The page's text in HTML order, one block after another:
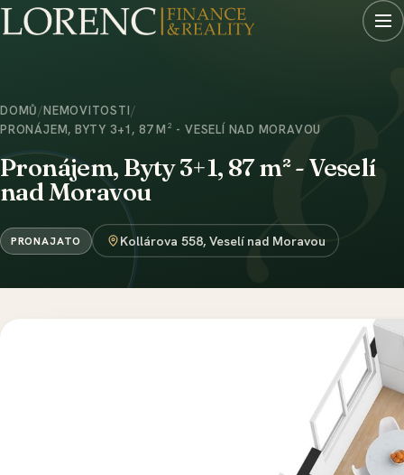
DOMŮ/NEMOVITOSTI/
PRONÁJEM, BYTY 3+1, 87 M² - VESELÍ NAD MORAVOU
Pronájem, Byty 3+1, 87 m² - Veselí
nad Moravou
PRONAJATO Kollárova 558, Veselí nad Moravou